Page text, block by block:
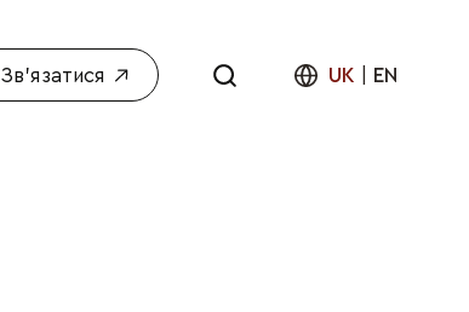
Зв'язатися UK EN